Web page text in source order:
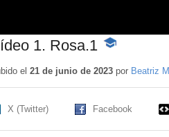
1. Rosa.1 -
educativo
el 21 de junio de 2023por Beatriz M.
X (Twitter) Facebook